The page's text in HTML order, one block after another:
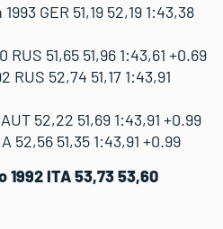
GER 51,19 52,19 1:43,38
RUS 51,65 51,96 1:43,61 +0.69
RUS 52,74 51,17 1:43,91
52,22 51,69 1:43,91 +0.99
52,56 51,35 1:43,91 +0.99
1992 ITA 53,73 53,60